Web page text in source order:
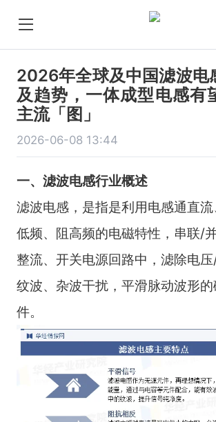
2026年全球及中国滤波电
及趋势，一体成型电感有
主流「图」
2026-06-08 13:44
一、滤波电感行业概述
滤波电感，是指是利用电感通直
低频、阻高频的电磁特性，串联/并
整流、开关电源回路中，滤除电压/
纹波、杂波干扰，平滑脉动波形
件。